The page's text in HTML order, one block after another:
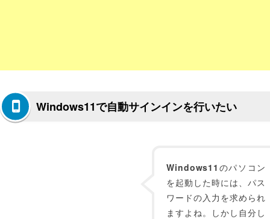
Windows11で自動サインインを行いたい
Windows11 のパソコン
を起動した時には、パス
ワードの入力を求められ
ますよね。しかし自分し